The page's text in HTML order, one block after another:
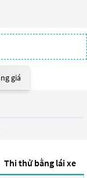
giá
Thi thử bằng lái xe